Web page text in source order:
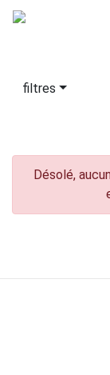
filtres
Désolé,